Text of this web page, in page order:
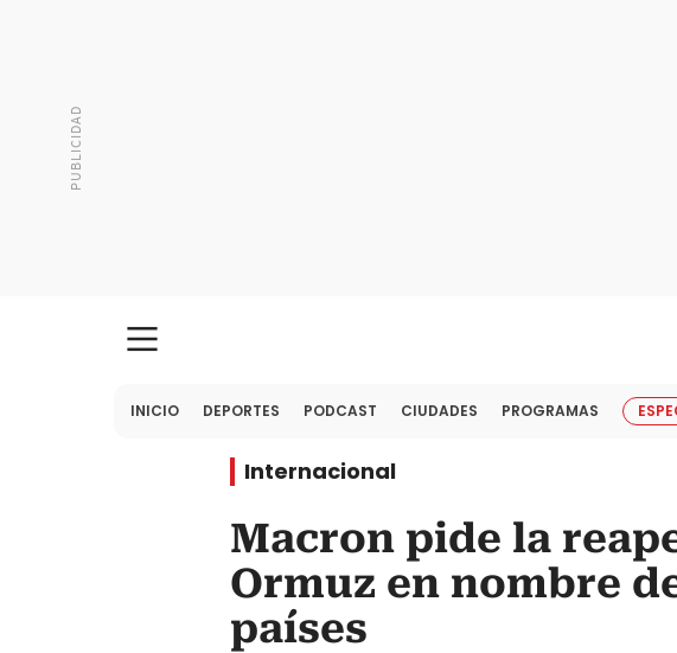
INICIO DEPORTES PODCAST CIUDADES PROGRAMAS
Internacional
Macron pide la
Ormuz en nombre
países